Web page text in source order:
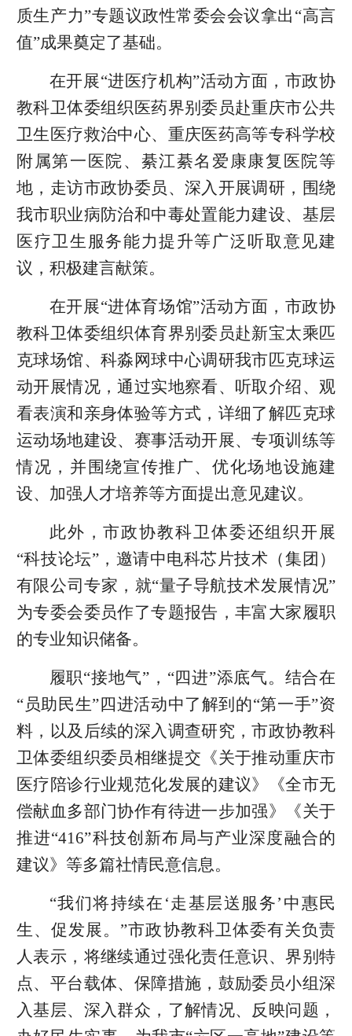
质生产力”专题议政性常委会会议拿出“高言
值”成果奠定了基础。
在开展“进医疗机构”活动方面，市政协
教科卫体委组织医药界别委员赴重庆市公共
卫生医疗救治中心、重庆医药高等专科学校
附属第一医院、綦江綦名爱康康复医院等
地，走访市政协委员、深入开展调研，围绕
我市职业病防治和中毒处置能力建设、基层
医疗卫生服务能力提升等广泛听取意见建
议，积极建言献策。
在开展“进体育场馆”活动方面，市政协
教科卫体委组织体育界别委员赴新宝太乘匹
克球场馆、科淼网球中心调研我市匹克球运
动开展情况，通过实地察看、听取介绍、观
看表演和亲身体验等方式，详细了解匹克球
运动场地建设、赛事活动开展、专项训练等
情况，并围绕宣传推广、优化场地设施建
设、加强人才培养等方面提出意见建议。
此外，市政协教科卫体委还组织开展
“科技论坛”，邀请中电科芯片技术（集团）
有限公司专家，就“量子导航技术发展情况”
为专委会委员作了专题报告，丰富大家履职
的专业知识储备。
履职“接地气”，“四进”添底气。结合在
“员助民生”四进活动中了解到的“第一手”资
料，以及后续的深入调查研究，市政协教科
卫体委组织委员相继提交《关于推动重庆市
医疗陪诊行业规范化发展的建议》《全市无
偿献血多部门协作有待进一步加强》《关于
推进“416”科技创新布局与产业深度融合的
建议》等多篇社情民意信息。
“我们将持续在‘走基层送服务’中惠民
生、促发展。”市政协教科卫体委有关负责
人表示，将继续通过强化责任意识、界别特
点、平台载体、保障措施，鼓励委员小组深
入基层、深入群众，了解情况、反映问题，